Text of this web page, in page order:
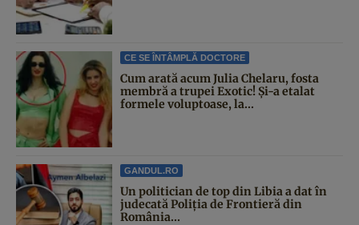
CE SE ÎNTÂMPLĂ DOCTORE
Cum arată acum Julia Chelaru, fosta
membră a trupei Exotic! Și-a etalat
formele voluptoase, la...
GANDUL.RO
Un politician de top din Libia a dat în
judecată Poliția de Frontieră din
România...